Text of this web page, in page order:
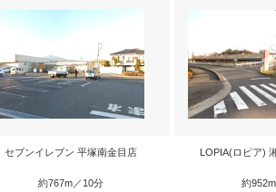
セブンイレブン 平塚南金目店
約767m／10分
LOPIA(ロピア)
約